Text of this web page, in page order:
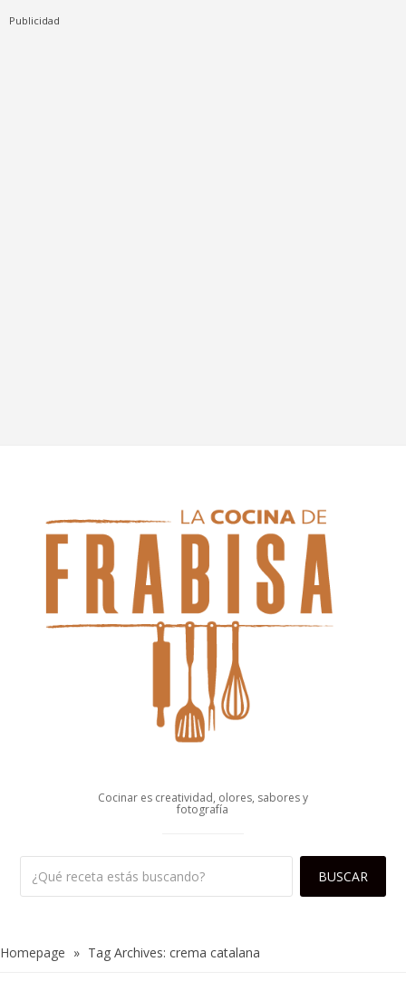
Publicidad
Cocinar es creatividad, olores, sabores y
fotografía
Homepage » Tag Archives: crema catalana